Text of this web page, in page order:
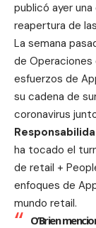
publicó ayer
reapertura de
La semana
de Operaciones
esfuerzos de
su cadena de
coronavirus
ha tocado el
de retail +
enfoques de
mundo retail.
O’Brien